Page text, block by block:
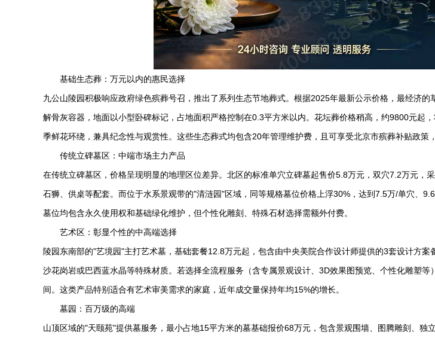
基础生态葬：万元以内的惠民选择
九公山陵园积极响应政府绿色殡葬号召，推出了系列生态节地葬式。根据2025年最新公示价格，最经济的
解骨灰容器，地面以小型卧碑标记，占地面积严格控制在0.3平方米以内。花坛葬价格稍高，约9800元起
季鲜花环绕，兼具纪念性与观赏性。这些生态葬式均包含20年管理维护费，且可享受北京市殡葬补贴政策
传统立碑墓区：中端市场主力产品
在传统立碑墓区，价格呈现明显的地理区位差异。北区的标准单穴立碑墓起售价5.8万元，双穴7.2万元，
石狮、供桌等配套。而位于水系景观带的"清涟园"区域，同等规格墓位价格上浮30%，达到7.5万/单穴、
墓位均包含永久使用权和基础绿化维护，但个性化雕刻、特殊石材选择需额外付费。
艺术区：彰显个性的中高端选择
陵园东南部的"艺境园"主打艺术墓，基础套餐12.8万元起，包含由中央美院合作设计师提供的3套设计方案
沙花岗岩或巴西蓝水晶等特殊材质。若选择全流程服务（含专属景观设计、3D效果图预览、个性化雕塑
间。这类产品特别适合有艺术审美需求的家庭，近年成交量保持年均15%的增长。
墓园：百万级的高端
山顶区域的"天颐苑"提供墓服务，最小占地15平方米的墓基础报价68万元，包含景观围墙、图腾雕刻、独